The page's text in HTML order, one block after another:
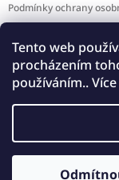
Tento web
procházením
používáním..
í
Podmínky ochrany
Katalog produktů pro
Poslední